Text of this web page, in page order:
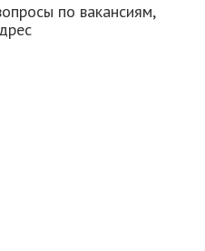
по вакансиям,